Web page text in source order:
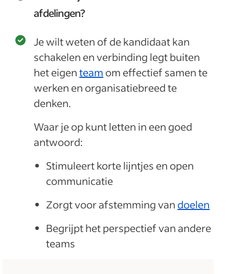
afdelingen?
Je wilt weten of de kandidaat kan
schakelen en verbinding legt buiten
het eigenteam om effectief samen te
werken en organisatiebreed te
denken.
Waar je op kunt letten in een goed
antwoord:
Stimuleert korte lijntjes en open
communicatie
Zorgt voor afstemming van doelen
Begrijpt het perspectief van andere
teams